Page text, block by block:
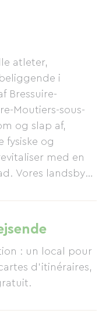
atleter,
i
Bressuire-
Moutiers-sous-
og slap af,
fysiske og
med en
Vores landsby
hækkelabyrint,
"Musée de La
at genopleve dit
de samme
: un local pour
d'itinéraires,